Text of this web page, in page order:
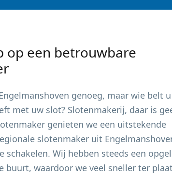
op een betrouwbare
genoeg, maar wie belt
met uw slot? Slotenmakerij, daar is
genieten we een uitstekende
slotenmaker uit
schakelen. Wij hebben steeds een
buurt, waardoor we veel sneller ter